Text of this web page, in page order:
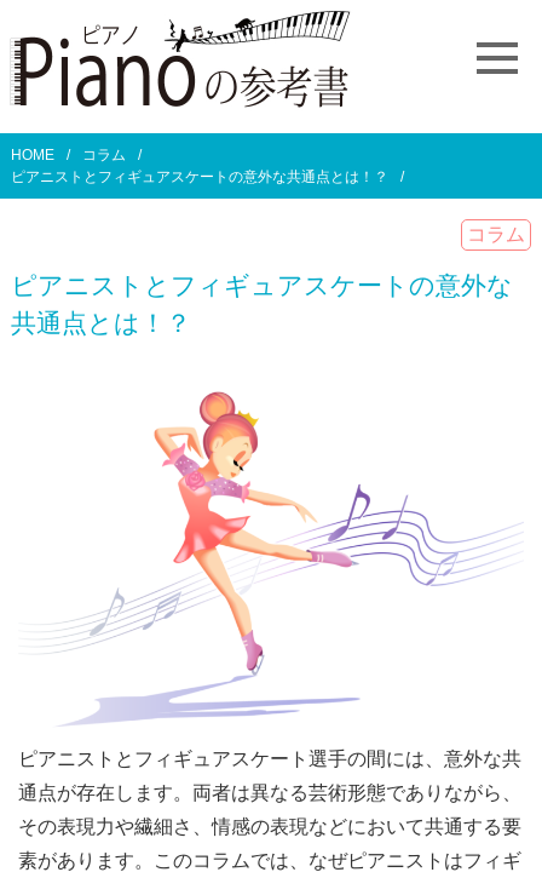
HOME
コラム
ピアニストとフィギュアスケートの意外な共通点とは！？
コラム
ピアニストとフィギュアスケートの意外な
共通点とは！？
ピアニストとフィギュアスケート選手の間には、意外な共
通点が存在します。両者は異なる芸術形態でありながら、
その表現力や繊細さ、情感の表現などにおいて共通する要
素があります。このコラムでは、なぜピアニストはフィギ